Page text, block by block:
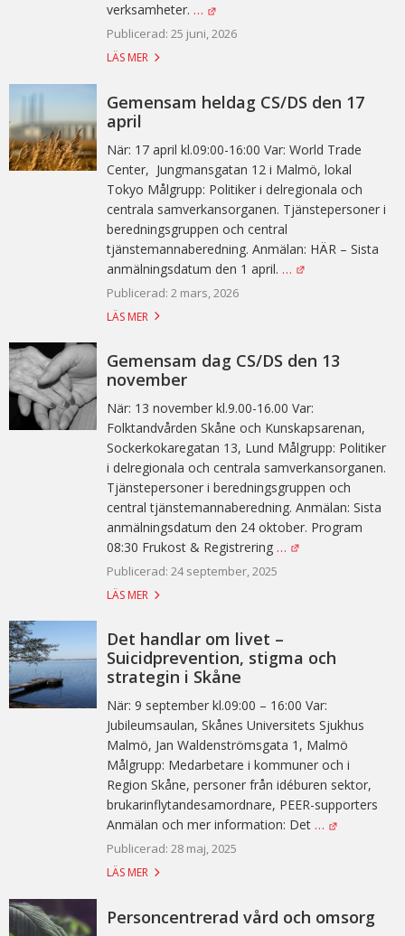
verksamheter. …
Publicerad: 25 juni, 2026
LÄS MER
Gemensam heldag CS/DS den 17
april
När: 17 april kl.09:00-16:00 Var: World Trade
Center, Jungmansgatan 12 i Malmö, lokal
Tokyo Målgrupp: Politiker i delregionala och
centrala samverkansorganen. Tjänstepersoner i
beredningsgruppen och central
tjänstemannaberedning. Anmälan: HÄR – Sista
anmälningsdatum den 1 april. …
Publicerad: 2 mars, 2026
LÄS MER
Gemensam dag CS/DS den 13
november
När: 13 november kl.9.00-16.00 Var:
Folktandvården Skåne och Kunskapsarenan,
Sockerkokaregatan 13, Lund Målgrupp: Politiker
i delregionala och centrala samverkansorganen.
Tjänstepersoner i beredningsgruppen och
central tjänstemannaberedning. Anmälan: Sista
anmälningsdatum den 24 oktober. Program
08:30 Frukost & Registrering …
Publicerad: 24 september, 2025
LÄS MER
Det handlar om livet –
Suicidprevention, stigma och
strategin i Skåne
När: 9 september kl.09:00 – 16:00 Var:
Jubileumsaulan, Skånes Universitets Sjukhus
Malmö, Jan Waldenströmsgata 1, Malmö
Målgrupp: Medarbetare i kommuner och i
Region Skåne, personer från idéburen sektor,
brukarinflytandesamordnare, PEER-supporters
Anmälan och mer information: Det …
Publicerad: 28 maj, 2025
LÄS MER
Personcentrerad vård och omsorg